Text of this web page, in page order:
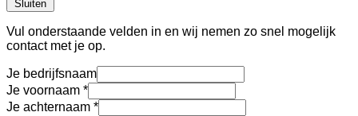
Sluiten
Vul onderstaande velden in en wij nemen zo snel mogelijk
contact met je op.
Je bedrijfsnaam
Je voornaam
Je achternaam